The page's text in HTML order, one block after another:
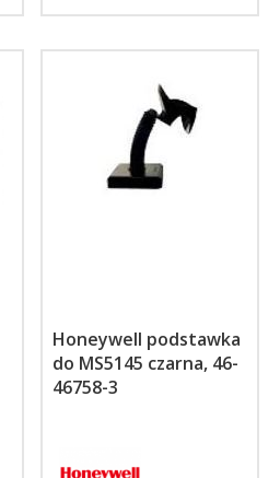
Honeywell podstawka
do MS5145 czarna, 46-
46758-3